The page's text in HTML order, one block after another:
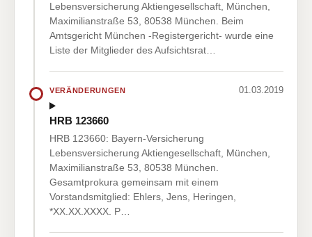
Lebensversicherung Aktiengesellschaft, München,
Maximilianstraße 53, 80538 München. Beim
Amtsgericht München -Registergericht- wurde eine
Liste der Mitglieder des Aufsichtsrat…
VERÄNDERUNGEN 01.03.2019
HRB 123660
HRB 123660: Bayern-Versicherung
Lebensversicherung Aktiengesellschaft, München,
Maximilianstraße 53, 80538 München.
Gesamtprokura gemeinsam mit einem
Vorstandsmitglied: Ehlers, Jens, Heringen,
*XX.XX.XXXX. P…